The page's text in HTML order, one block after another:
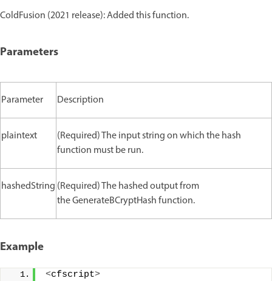
ColdFusion (2021 release): Added this function.
Parameters
Parameter Description
plaintext
(Required) The input string on which the hash
function must be run.
hashedString (Required) The hashed output from
the GenerateBCryptHash function.
Example
<cfscript>